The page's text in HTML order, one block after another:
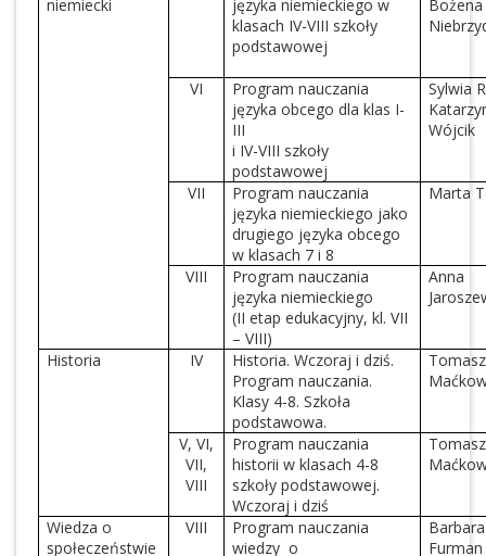
niemiecki
języka niemieckiego w
klasach IV-VIII szkoły
podstawowej
Bożena
VI
Program nauczania
języka obcego dla klas I-
III
i IV-VIII szkoły
podstawowej
Sylwia
Wójcik
VII
Program nauczania
języka niemieckiego jako
drugiego języka obcego
w klasach 7 i 8
Marta
VIII
Program nauczania
języka niemieckiego
(II etap edukacyjny, kl. VII
– VIII)
Anna
Historia IV
Historia. Wczoraj i dziś.
Program nauczania.
Klasy 4-8. Szkoła
podstawowa.
Tomasz
V, VI,
VII,
VIII
Program nauczania
historii w klasach 4-8
szkoły podstawowej.
Wczoraj i dziś
Tomasz
Wiedza o
społeczeństwie
VIII
Program nauczania
wiedzy o
Barbara
Furman